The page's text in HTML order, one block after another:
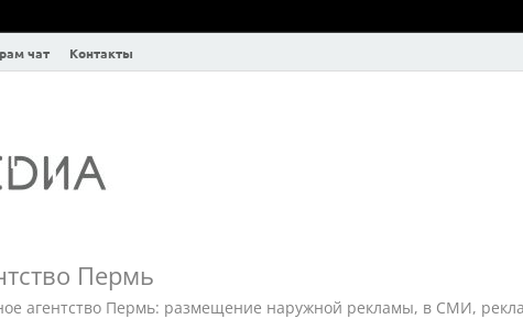
чат Контакты
Пермь
агентство Пермь: размещение наружной рекламы, в СМИ,